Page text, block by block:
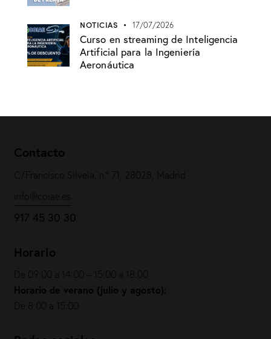
NOTICIAS 17/07/2026
Curso en streaming de Inteligencia
Artificial para la Ingeniería
Aeronáutica
Contacto
C/Francisco Silvela, n.º 71, 28028, Madrid
917 45 30 30
Horario
De 09:00 a 14:00 – 15:00 a 18:00
Horario de verano (julio y agosto):
De 8:00 a 15:00